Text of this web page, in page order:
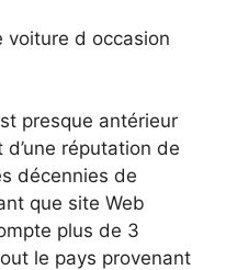
presque antérieur
réputation de
décennies de
que site Web
plus de 3
le pays provenant